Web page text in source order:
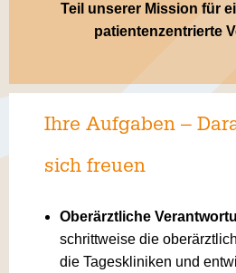
Teil unserer Mission für
patientenzentrierte
Ihre Aufgaben –
sich freuen
Oberärztliche
schrittweise die
die Tageskliniken und